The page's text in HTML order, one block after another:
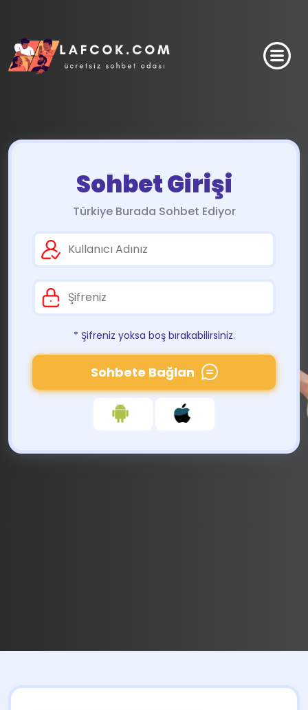
Sohbet Girişi
Türkiye Burada Sohbet Ediyor
* Şifreniz yoksa boş bırakabilirsiniz.
Sohbete Bağlan